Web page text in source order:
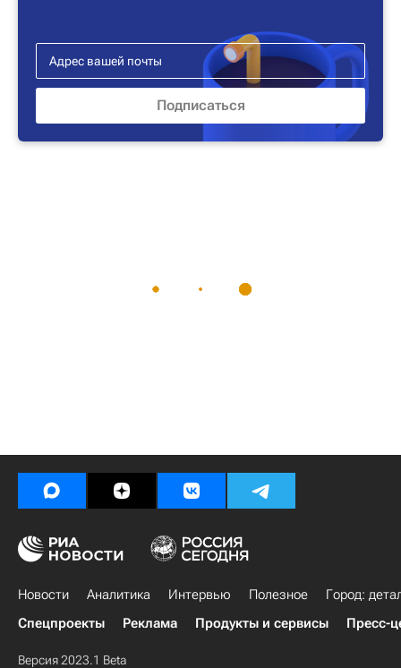
Новости Аналитика Интервью Полезное
Город:
Спецпроекты
Реклама Продукты и сервисы Пресс-
Версия 2023.1 Beta